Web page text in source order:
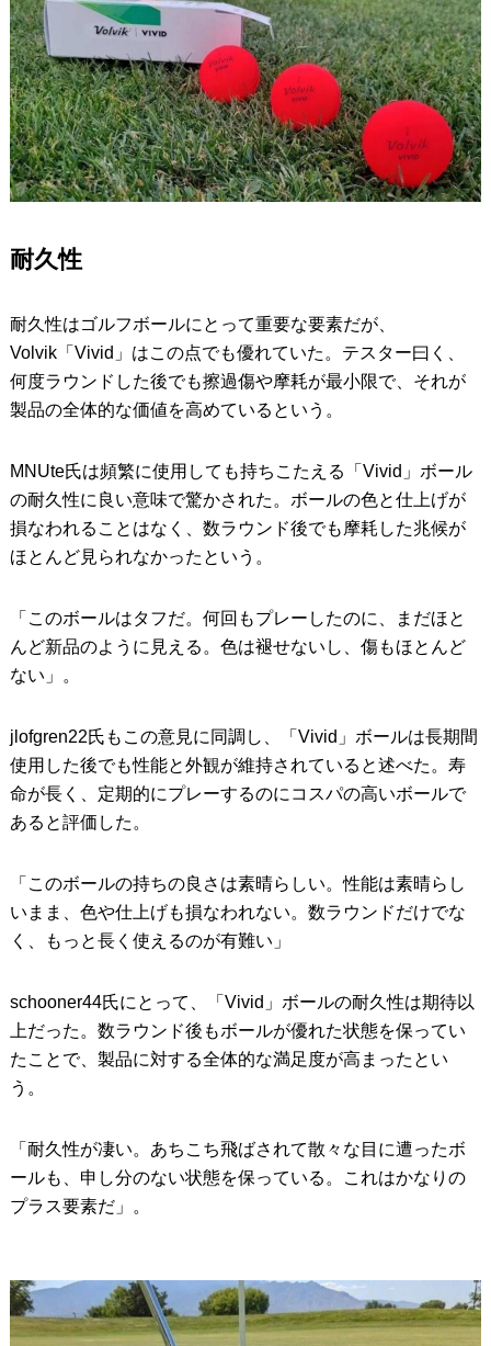
耐久性
耐久性はゴルフボールにとって重要な要素だが、
Volvik「Vivid」はこの点でも優れていた。テスター曰く、
何度ラウンドした後でも擦過傷や摩耗が最小限で、それが
製品の全体的な価値を高めているという。
MNUte氏は頻繁に使用しても持ちこたえる「Vivid」ボール
の耐久性に良い意味で驚かされた。ボールの色と仕上げが
損なわれることはなく、数ラウンド後でも摩耗した兆候が
ほとんど見られなかったという。
「このボールはタフだ。何回もプレーしたのに、まだほと
んど新品のように見える。色は褪せないし、傷もほとんど
ない」。
jlofgren22氏もこの意見に同調し、「Vivid」ボールは長期間
使用した後でも性能と外観が維持されていると述べた。寿
命が長く、定期的にプレーするのにコスパの高いボールで
あると評価した。
「このボールの持ちの良さは素晴らしい。性能は素晴らし
いまま、色や仕上げも損なわれない。数ラウンドだけでな
く、もっと長く使えるのが有難い」
schooner44氏にとって、「Vivid」ボールの耐久性は期待以
上だった。数ラウンド後もボールが優れた状態を保ってい
たことで、製品に対する全体的な満足度が高まったとい
う。
「耐久性が凄い。あちこち飛ばされて散々な目に遭ったボ
ールも、申し分のない状態を保っている。これはかなりの
プラス要素だ」。